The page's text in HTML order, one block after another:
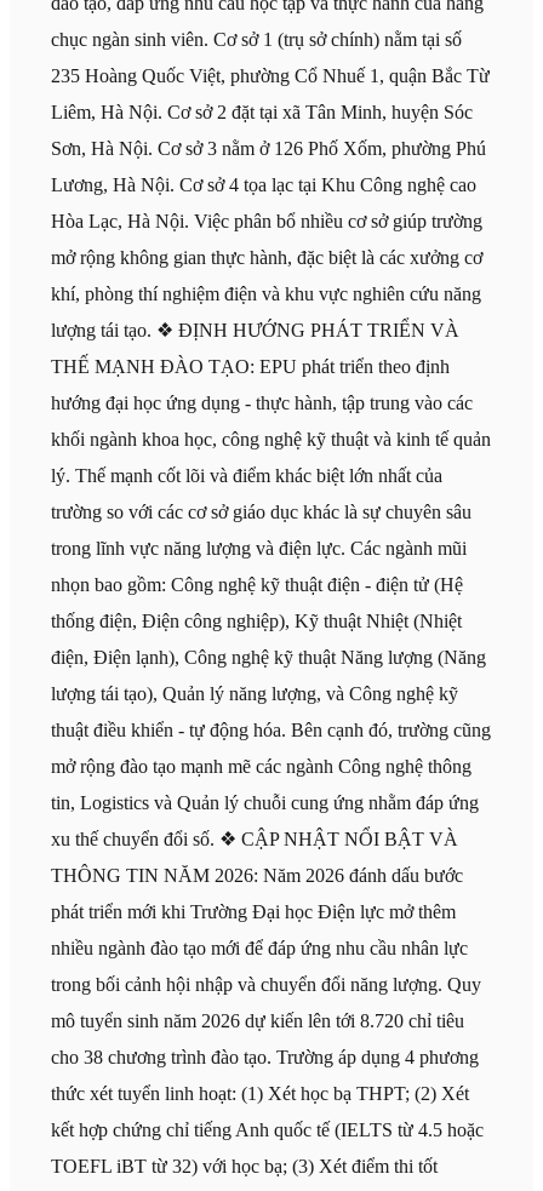
chục ngàn sinh viên. Cơ sở 1 (trụ sở chính) nằm tại số
235 Hoàng Quốc Việt, phường Cổ Nhuế 1, quận Bắc Từ
Liêm, Hà Nội. Cơ sở 2 đặt tại xã Tân Minh, huyện Sóc
Sơn, Hà Nội. Cơ sở 3 nằm ở 126 Phố Xốm, phường Phú
Lương, Hà Nội. Cơ sở 4 tọa lạc tại Khu Công nghệ cao
Hòa Lạc, Hà Nội. Việc phân bổ nhiều cơ sở giúp trường
mở rộng không gian thực hành, đặc biệt là các xưởng cơ
khí, phòng thí nghiệm điện và khu vực nghiên cứu năng
lượng tái tạo. ❖ ĐỊNH HƯỚNG PHÁT TRIỂN VÀ
THẾ MẠNH ĐÀO TẠO: EPU phát triển theo định
hướng đại học ứng dụng - thực hành, tập trung vào các
khối ngành khoa học, công nghệ kỹ thuật và kinh tế quản
lý. Thế mạnh cốt lõi và điểm khác biệt lớn nhất của
trường so với các cơ sở giáo dục khác là sự chuyên sâu
trong lĩnh vực năng lượng và điện lực. Các ngành mũi
nhọn bao gồm: Công nghệ kỹ thuật điện - điện tử (Hệ
thống điện, Điện công nghiệp), Kỹ thuật Nhiệt (Nhiệt
điện, Điện lạnh), Công nghệ kỹ thuật Năng lượng (Năng
lượng tái tạo), Quản lý năng lượng, và Công nghệ kỹ
thuật điều khiển - tự động hóa. Bên cạnh đó, trường cũng
mở rộng đào tạo mạnh mẽ các ngành Công nghệ thông
tin, Logistics và Quản lý chuỗi cung ứng nhằm đáp ứng
xu thế chuyển đổi số. ❖ CẬP NHẬT NỔI BẬT VÀ
THÔNG TIN NĂM 2026: Năm 2026 đánh dấu bước
phát triển mới khi Trường Đại học Điện lực mở thêm
nhiều ngành đào tạo mới để đáp ứng nhu cầu nhân lực
trong bối cảnh hội nhập và chuyển đổi năng lượng. Quy
mô tuyển sinh năm 2026 dự kiến lên tới 8.720 chỉ tiêu
cho 38 chương trình đào tạo. Trường áp dụng 4 phương
thức xét tuyển linh hoạt: (1) Xét học bạ THPT; (2) Xét
kết hợp chứng chỉ tiếng Anh quốc tế (IELTS từ 4.5 hoặc
TOEFL iBT từ 32) với học bạ; (3) Xét điểm thi tốt